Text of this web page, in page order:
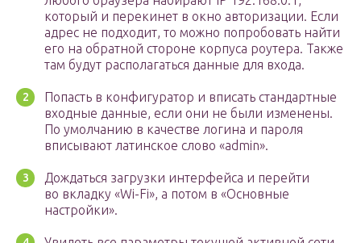
который и перекинет в окно авторизации. Если
адрес не подходит, то можно попробовать найти
его на обратной стороне корпуса роутера. Также
там будут располагаться данные для входа.
Попасть в конфигуратор и вписать стандартные
входные данные, если они не были изменены.
По умолчанию в качестве логина и пароля
вписывают латинское слово «admin».
Дождаться загрузки интерфейса и перейти
во вкладку «Wi-Fi», а потом в «Основные
настройки».